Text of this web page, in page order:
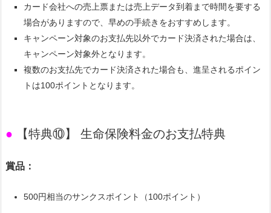
カード会社への売上票または売上データ到着まで時間を要する
場合がありますので、早めの手続きをおすすめします。
キャンペーン対象のお支払先以外でカード決済された場合は、
キャンペーン対象外となります。
複数のお支払先でカード決済された場合も、進呈されるポイン
トは100ポイントとなります。
● 【特典⑩】 生命保険料金のお支払特典
賞品：
500円相当のサンクスポイント（100ポイント）